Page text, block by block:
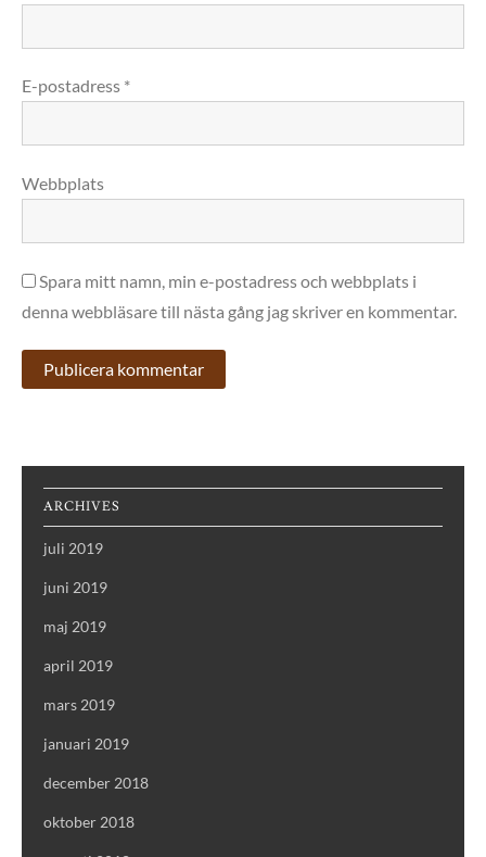
E-postadress *
Webbplats
Spara mitt namn, min e-postadress och webbplats i
denna webbläsare till nästa gång jag skriver en kommentar.
ARCHIVES
juli 2019
juni 2019
maj 2019
april 2019
mars 2019
januari 2019
december 2018
oktober 2018